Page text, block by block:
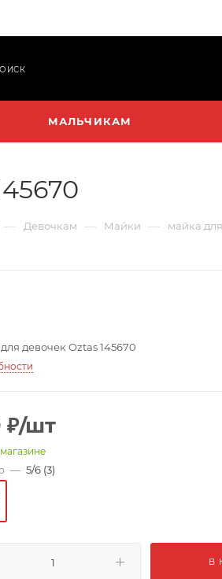
МАЛЬЧИКАМ
— Девочкам — Майки — майка
девочек Oztas 145670
₽/шт
магазине
— 5/6 (3)
В